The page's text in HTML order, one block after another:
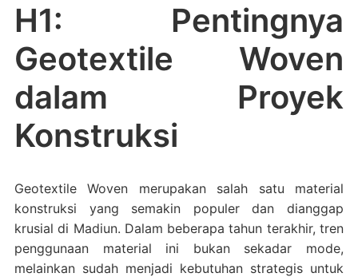
H1: Pentingnya
Geotextile Woven
dalam Proyek
Konstruksi
Geotextile Woven merupakan salah satu material
konstruksi yang semakin populer dan dianggap
krusial di Madiun. Dalam beberapa tahun terakhir, tren
penggunaan material ini bukan sekadar mode,
melainkan sudah menjadi kebutuhan strategis untuk